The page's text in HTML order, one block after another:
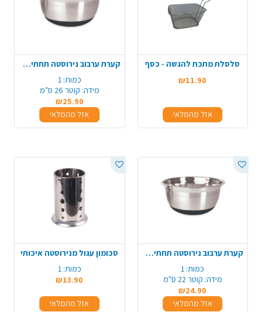
סלסלת מתכת להגשה - כסף
₪11.90
אזל מהמלאי
קערת ערבוב נירוסטה תחתית סיליקון - גדול
כמות: 1
מידה: קוטר 26 ס"מ
₪25.90
אזל מהמלאי
קערת ערבוב נירוסטה תחתית סיליקון - בינוני
כמות: 1
מידה: קוטר 22 ס"מ
₪24.90
אזל מהמלאי
סכומון עגול מנירוסטה איכותי
כמות: 1
₪13.90
אזל מהמלאי